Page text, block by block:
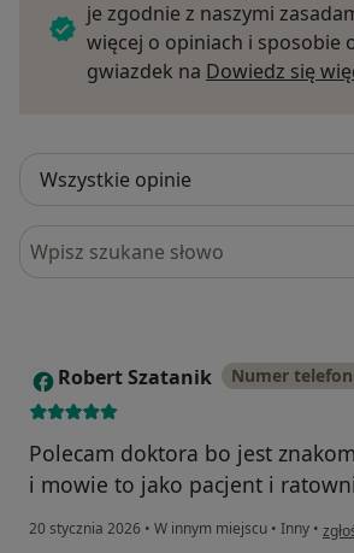
je zgodnie z naszymi
więcej o opiniach i sposobie
gwiazdek na Dowiedz się
Szukaj w opiniach
R Robert Szatanik Numer
Polecam doktora bo jest
i mowie to jako pacjent i
20 stycznia 2026 • W innym miejscu • Inny • w